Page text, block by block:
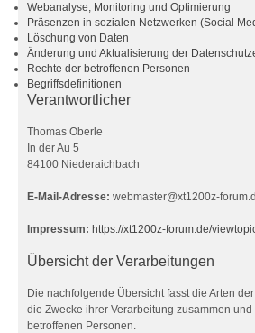
Webanalyse, Monitoring und Optimierung
Präsenzen in sozialen Netzwerken (Social
Löschung von Daten
Änderung und Aktualisierung der
Rechte der betroffenen Personen
Begriffsdefinitionen
Verantwortlicher
Thomas Oberle
In der Au 5
84100 Niederaichbach
E-Mail-Adresse: webmaster@xt1200z-
Impressum: https://xt1200z-forum.de/
Übersicht der Verarbeitungen
Die nachfolgende Übersicht fasst die Arten
die Zwecke ihrer Verarbeitung zusammen
betroffenen Personen.